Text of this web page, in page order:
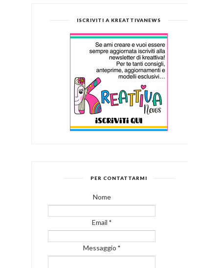
ISCRIVITI A KREATTIVANEWS
PER CONTATTARMI
Nome
Email *
Messaggio *